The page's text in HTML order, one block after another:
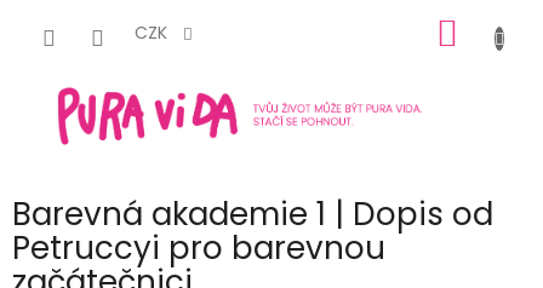
CZK
KOŠÍK
Barevná akademie 1 | Dopis od
Petruccyi pro barevnou